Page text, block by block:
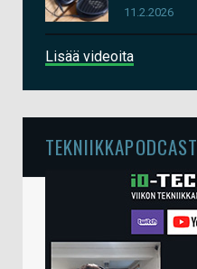
11.2.2026
Lisää videoita
TEKNIIKKAPODCAST